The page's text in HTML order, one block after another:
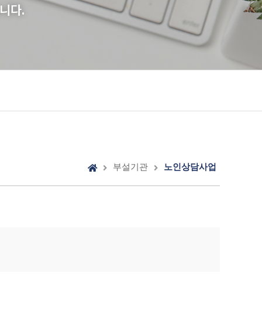
연혁
조직구성
다.
부설기관 노인상담사업